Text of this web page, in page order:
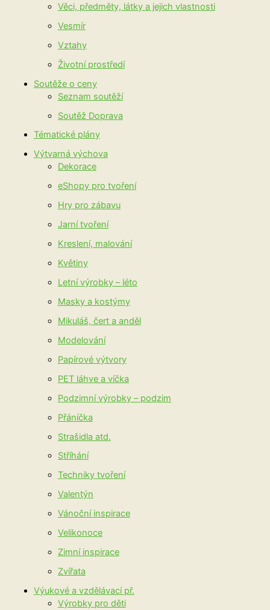
Věci, předměty, látky a jejich vlastnosti
Vesmír
Vztahy
Životní prostředí
Soutěže o ceny
Seznam soutěží
Soutěž Doprava
Tématické plány
Výtvarná výchova
Dekorace
eShopy pro tvoření
Hry pro zábavu
Jarní tvoření
Kreslení, malování
Květiny
Letní výrobky – léto
Masky a kostýmy
Mikuláš, čert a anděl
Modelování
Papírové výtvory
PET láhve a víčka
Podzimní výrobky – podzim
Přáníčka
Strašidla atd.
Stříhání
Techniky tvoření
Valentýn
Vánoční inspirace
Velikonoce
Zimní inspirace
Zvířata
Výukové a vzdělávací př.
Výrobky pro děti